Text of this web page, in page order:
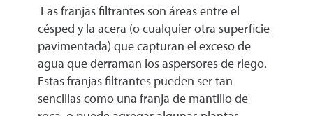
Las franjas filtrantes son áreas entre el
césped y la acera (o cualquier otra superficie
pavimentada) que capturan el exceso de
agua que derraman los aspersores de riego.
Estas franjas filtrantes pueden ser tan
sencillas como una franja de mantillo de